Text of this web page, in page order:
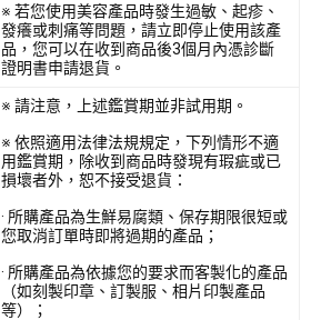
※ 若您使用美容產品時發生過敏、起疹、
發癢或刺痛等問題，請立即停止使用該產
品，您可以在收到商品後3個月內憑診斷
證明書申請退貨。
※ 請注意，上述鑑賞期並非試用期。
※ 依照適用法律法規規定，下列情形不適
用鑑賞期，除收到商品時發現有瑕疵或已
損壞者外，恕不接受退貨：
· 所購產品為生鮮易腐類、保存期限很短或
您取消訂單時即將過期的產品；
· 所購產品為依據您的要求而客製化的產品
（如刻製印章、訂製服、相片印製產品
等）；